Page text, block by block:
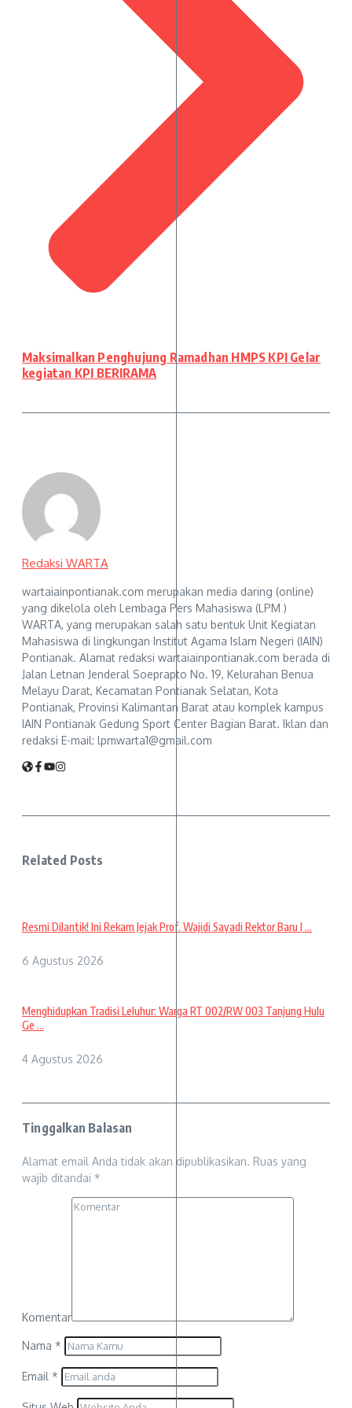
Maksimalkan Penghujung Ramadhan HMPS KPI Gelar
kegiatan KPI BERIRAMA
Redaksi WARTA
wartaiainpontianak.com merupakan media daring (online)
yang dikelola oleh Lembaga Pers Mahasiswa (LPM )
WARTA, yang merupakan salah satu bentuk Unit Kegiatan
Mahasiswa di lingkungan Institut Agama Islam Negeri (IAIN)
Pontianak. Alamat redaksi wartaiainpontianak.com berada di
Jalan Letnan Jenderal Soeprapto No. 19, Kelurahan Benua
Melayu Darat, Kecamatan Pontianak Selatan, Kota
Pontianak, Provinsi Kalimantan Barat atau komplek kampus
IAIN Pontianak Gedung Sport Center Bagian Barat. Iklan dan
redaksi E-mail: lpmwarta1@gmail.com
Related Posts
Resmi Dilantik! Ini Rekam Jejak Prof. Wajidi Sayadi Rektor Baru I ...
6 Agustus 2026
Menghidupkan Tradisi Leluhur: Warga RT 002/RW 003 Tanjung Hulu
Ge ...
4 Agustus 2026
Tinggalkan Balasan
Alamat email Anda tidak akan dipublikasikan. Ruas yang
wajib ditandai *
Komentar
Nama *
Email *